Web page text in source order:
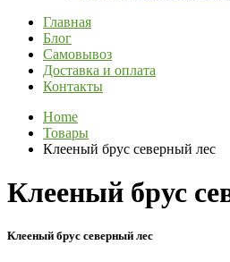
Главная
Блог
Самовывоз
Доставка и оплата
Контакты
Home
Товары
Клееный брус северный лес
Клееный брус
Клееный брус северный лес